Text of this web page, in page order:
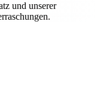
und unserer